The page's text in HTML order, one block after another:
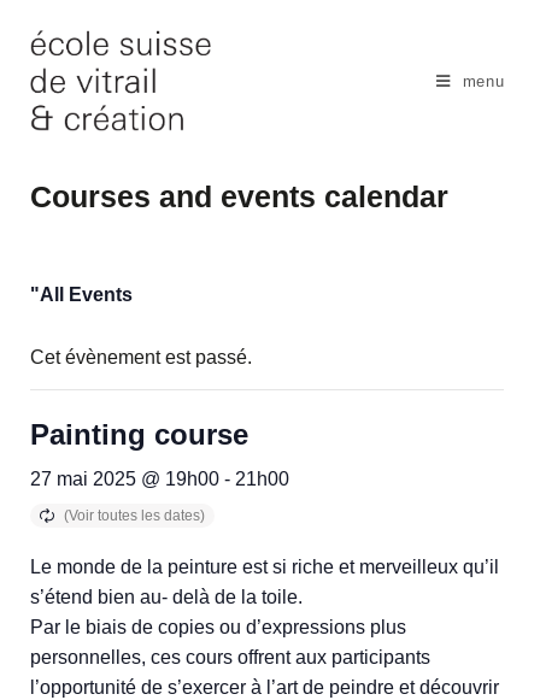
content
menu
Courses and events calendar
"All Events
Cet évènement est passé.
Painting course
27 mai 2025 @ 19h00 - 21h00
Le monde de la peinture est si riche et merveilleux qu’il
s’étend bien au- delà de la toile.
Par le biais de copies ou d’expressions plus
personnelles, ces cours offrent aux participants
l’opportunité de s’exercer à l’art de peindre et découvrir